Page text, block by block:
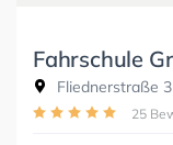
Fahrschule
Fliednerstraße
25